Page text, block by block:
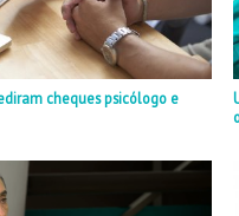
cheques psicólogo e